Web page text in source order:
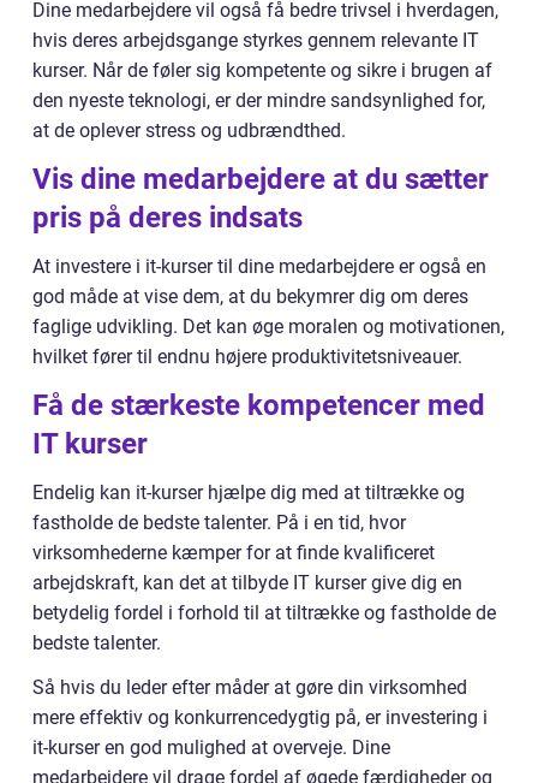
Dine medarbejdere vil også få bedre trivsel i hverdagen,
hvis deres arbejdsgange styrkes gennem relevante IT
kurser. Når de føler sig kompetente og sikre i brugen af
den nyeste teknologi, er der mindre sandsynlighed for,
at de oplever stress og udbrændthed.
Vis dine medarbejdere at du sætter
pris på deres indsats
At investere i it-kurser til dine medarbejdere er også en
god måde at vise dem, at du bekymrer dig om deres
faglige udvikling. Det kan øge moralen og motivationen,
hvilket fører til endnu højere produktivitetsniveauer.
Få de stærkeste kompetencer med
IT kurser
Endelig kan it-kurser hjælpe dig med at tiltrække og
fastholde de bedste talenter. På i en tid, hvor
virksomhederne kæmper for at finde kvalificeret
arbejdskraft, kan det at tilbyde IT kurser give dig en
betydelig fordel i forhold til at tiltrække og fastholde de
bedste talenter.
Så hvis du leder efter måder at gøre din virksomhed
mere effektiv og konkurrencedygtig på, er investering i
it-kurser en god mulighed at overveje. Dine
medarbejdere vil drage fordel af øgede færdigheder og